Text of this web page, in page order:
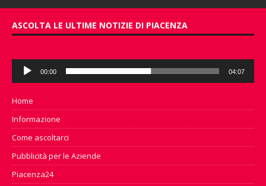
ASCOLTA LE ULTIME NOTIZIE DI PIACENZA
Audio
Player
00:00 04:07
Home
Informazione
Come ascoltarci
Pubblicità per le Aziende
Piacenza24